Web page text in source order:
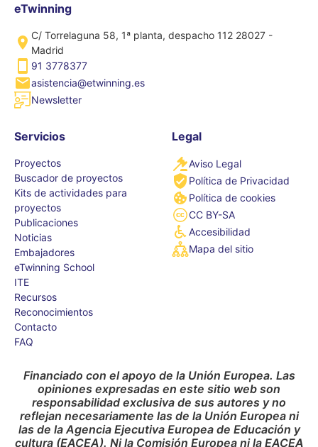
eTwinning
C/ Torrelaguna 58, 1ª planta, despacho 112 28027 -
Madrid
91 3778377
asistencia@etwinning.es
Newsletter
Servicios
Proyectos
Buscador de proyectos
Kits de actividades para
proyectos
Publicaciones
Noticias
Embajadores
eTwinning School
ITE
Recursos
Reconocimientos
Contacto
FAQ
Legal
Aviso Legal
Política de Privacidad
Política de cookies
CC BY-SA
Accesibilidad
Mapa del sitio
Financiado con el apoyo de la Unión Europea. Las
opiniones expresadas en este sitio web son
responsabilidad exclusiva de sus autores y no
reflejan necesariamente las de la Unión Europea ni
las de la Agencia Ejecutiva Europea de Educación y
cultura (EACEA). Ni la Comisión Europea ni la EACEA